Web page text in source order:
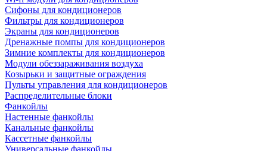
Сифоны для кондиционеров
Фильтры для кондиционеров
Экраны для кондиционеров
Дренажные помпы для кондиционеров
Зимние комплекты для кондиционеров
Модули обеззараживания воздуха
Козырьки и защитные ограждения
Пульты управления для кондиционеров
Распределительные блоки
Фанкойлы
Настенные фанкойлы
Канальные фанкойлы
Кассетные фанкойлы
Универсальные фанкойлы